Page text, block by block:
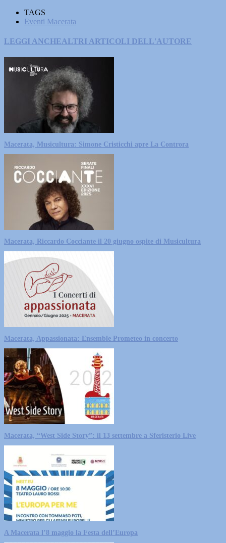
TAGS
Eventi Macerata
LEGGI ANCHEALTRI ARTICOLI DELL'AUTORE
Macerata, Musicultura: Simone Cristicchi apre La Controra
Macerata, Riccardo Cocciante il 20 giugno ospite di Musicultura
Macerata, Appassionata: Ensemble Prometeo in concerto
Macerata, “West Side Story”: il 13 settembre a Sferisterio Live
A Macerata l’8 maggio la Festa dell’Europa